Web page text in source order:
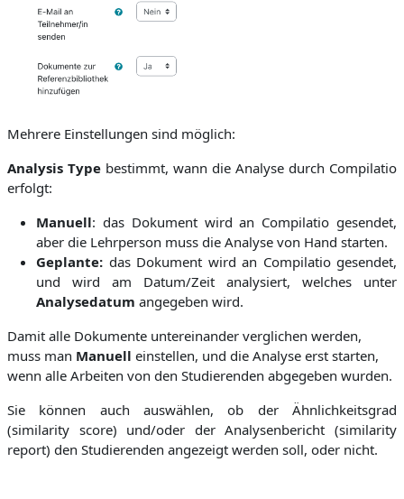
Mehrere Einstellungen sind möglich:
Analysis Type bestimmt, wann die Analyse durch Compilatio
erfolgt:
Manuell: das Dokument wird an Compilatio gesendet,
aber die Lehrperson muss die Analyse von Hand starten.
Geplante: das Dokument wird an Compilatio gesendet,
und wird am Datum/Zeit analysiert, welches unter
Analysedatum angegeben wird.
Damit alle Dokumente untereinander verglichen werden,
muss man Manuell einstellen, und die Analyse erst starten,
wenn alle Arbeiten von den Studierenden abgegeben wurden.
Sie können auch auswählen, ob der Ähnlichkeitsgrad
(similarity score) und/oder der Analysenbericht (similarity
report) den Studierenden angezeigt werden soll, oder nicht.